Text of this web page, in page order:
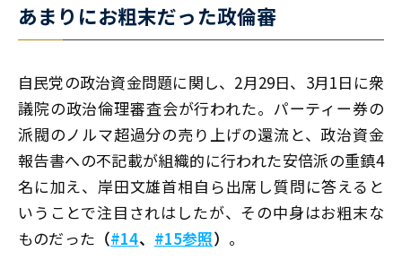
あまりにお粗末だった政倫審
自民党の政治資金問題に関し、2月29日、3月1日に衆
議院の政治倫理審査会が行われた。パーティー券の
派閥のノルマ超過分の売り上げの還流と、政治資金
報告書への不記載が組織的に行われた安倍派の重鎮4
名に加え、岸田文雄首相自ら出席し質問に答えると
いうことで注目されはしたが、その中身はお粗末な
ものだった （#14、 #15参照） 。